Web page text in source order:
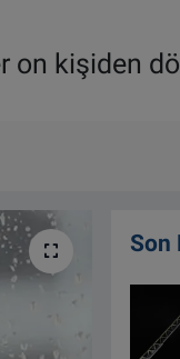
on kişiden
Son